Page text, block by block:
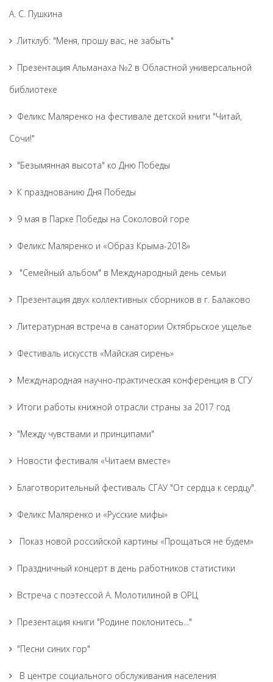
А. С. Пушкина
Литклуб: "Меня, прошу вас, не забыть"
Презентация Альманаха №2 в Областной универсальной
библиотеке
Феликс Маляренко на фестивале детской книги "Читай,
Сочи!"
"Безымянная высота" ко Дню Победы
К празднованию Дня Победы
9 мая в Парке Победы на Соколовой горе
Феликс Маляренко и «Образ Крыма-2018»
"Семейный альбом" в Международный день семьи
Презентация двух коллективных сборников в г. Балаково
Литературная встреча в санатории Октябрьское ущелье
Фестиваль искусств «Майская сирень»
Международная научно-практическая конференция в СГУ
Итоги работы книжной отрасли страны за 2017 год
"Между чувствами и принципами"
Новости фестиваля «Читаем вместе»
Благотворительный фестиваль СГАУ "От сердца к сердцу".
Феликс Маляренко и «Русские мифы»
Показ новой российской картины «Прощаться не будем»
Праздничный концерт в день работников статистики
Встреча с поэтессой А. Молотилиной в ОРЦ
Презентация книги "Родине поклонитесь..."
"Песни синих гор"
В центре социального обслуживания населения